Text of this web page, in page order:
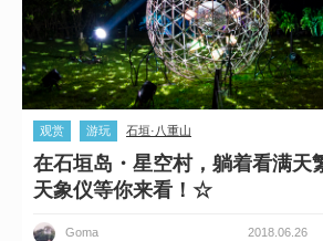
观赏 游玩 石垣·八重山
在石垣岛・星空村，躺着看满天
天象仪等你来看！☆
Goma 2018.06.26